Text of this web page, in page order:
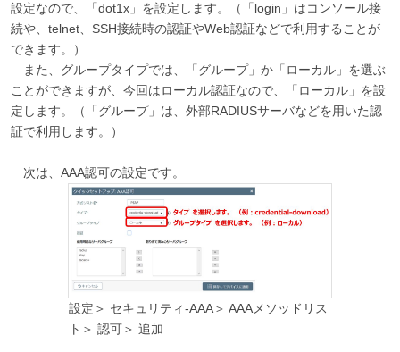
設定なので、「dot1x」を設定します。（「login」はコンソール接
続や、telnet、SSH接続時の認証やWeb認証などで利用することが
できます。）
また、グループタイプでは、「グループ」か「ローカル」を選ぶ
ことができますが、今回はローカル認証なので、「ローカル」を設
定します。（「グループ」は、外部RADIUSサーバなどを用いた認
証で利用します。）
次は、AAA認可の設定です。
設定＞ セキュリティ-AAA＞ AAAメソッドリス
ト＞ 認可＞ 追加